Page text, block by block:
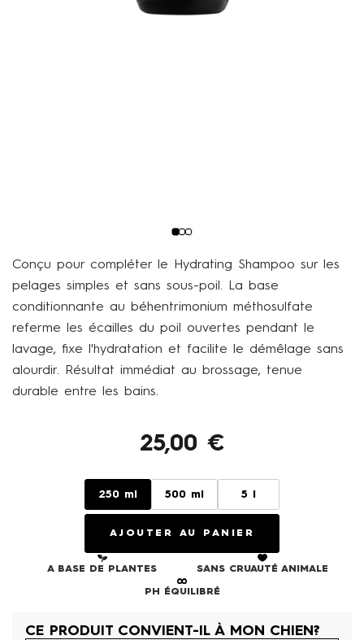
Conçu pour compléter le Hydrating Shampoo sur les
pelages simples et sans sous-poil. La base
conditionnante au béhentrimonium méthosulfate
referme les écailles du poil ouvertes pendant le
lavage, fixe l'hydratation et facilite le démêlage sans
alourdir. Résultat immédiat au brossage, tenue
durable entre les bains.
25,00 €
250 ml 500 ml 5 l
AJOUTER AU PANIER
A BASE DE PLANTES SANS CRUAUTÉ ANIMALE
PH ÉQUILIBRÉ
CE PRODUIT CONVIENT-IL À MON CHIEN?